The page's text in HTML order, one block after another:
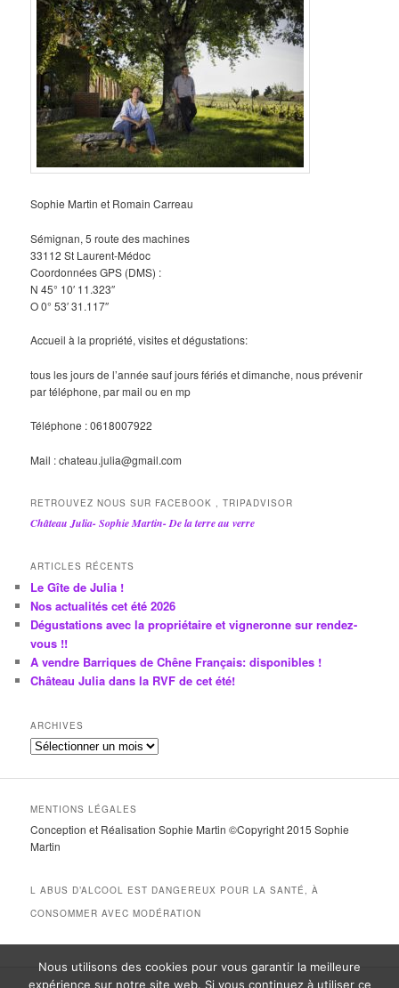
Sophie Martin et Romain Carreau
Sémignan, 5 route des machines
33112 St Laurent-Médoc
Coordonnées GPS (DMS) :
N 45° 10′ 11.323″
O 0° 53′ 31.117″
Accueil à la propriété, visites et dégustations:
tous les jours de l’année sauf jours fériés et dimanche, nous prévenir
par téléphone, par mail ou en mp
Téléphone : 0618007922
Mail : chateau.julia@gmail.com
RETROUVEZ NOUS SUR FACEBOOK , TRIPADVISOR
Château Julia- Sophie Martin- De la terre au verre
ARTICLES RÉCENTS
Le Gîte de Julia !
Nos actualités cet été 2026
Dégustations avec la propriétaire et vigneronne sur rendez-
vous !!
A vendre Barriques de Chêne Français: disponibles !
Château Julia dans la RVF de cet été!
ARCHIVES
A
c
i
v
e
MENTIONS LÉGALES
Conception et Réalisation Sophie Martin ©Copyright 2015 Sophie
Martin
L ABUS D’ALCOOL EST DANGEREUX POUR LA SANTÉ, À
CONSOMMER AVEC MODÉRATION
Nous utilisons des cookies pour vous garantir la meilleure
expérience sur notre site web. Si vous continuez à utiliser ce